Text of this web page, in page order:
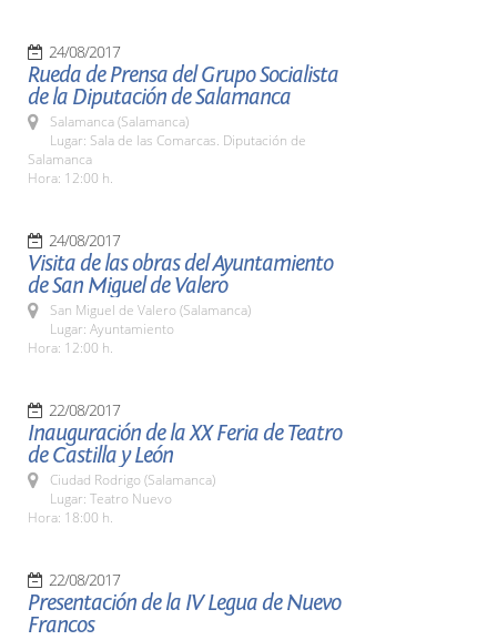
24/08/2017
Rueda de Prensa del Grupo Socialista
de la Diputación de Salamanca
Salamanca (Salamanca)
Lugar: Sala de las Comarcas. Diputación de
Salamanca
Hora: 12:00 h.
24/08/2017
Visita de las obras del Ayuntamiento
de San Miguel de Valero
San Miguel de Valero (Salamanca)
Lugar: Ayuntamiento
Hora: 12:00 h.
22/08/2017
Inauguración de la XX Feria de Teatro
de Castilla y León
Ciudad Rodrigo (Salamanca)
Lugar: Teatro Nuevo
Hora: 18:00 h.
22/08/2017
Presentación de la IV Legua de Nuevo
Francos